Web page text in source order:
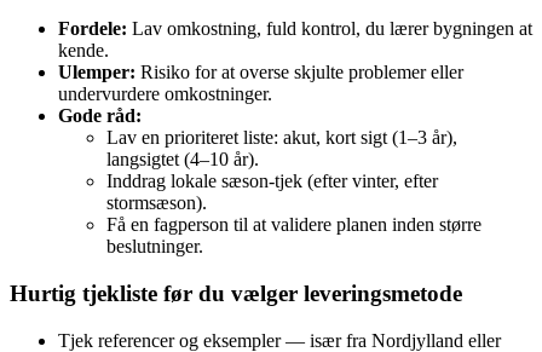
Fordele: Lav omkostning, fuld kontrol, du lærer bygningen at
kende.
Ulemper: Risiko for at overse skjulte problemer eller
undervurdere omkostninger.
Gode råd:
Lav en prioriteret liste: akut, kort sigt (1–3 år),
langsigtet (4–10 år).
Inddrag lokale sæson‑tjek (efter vinter, efter
stormsæson).
Få en fagperson til at validere planen inden større
beslutninger.
Hurtig tjekliste før du vælger leveringsmetode
Tjek referencer og eksempler — især fra Nordjylland eller